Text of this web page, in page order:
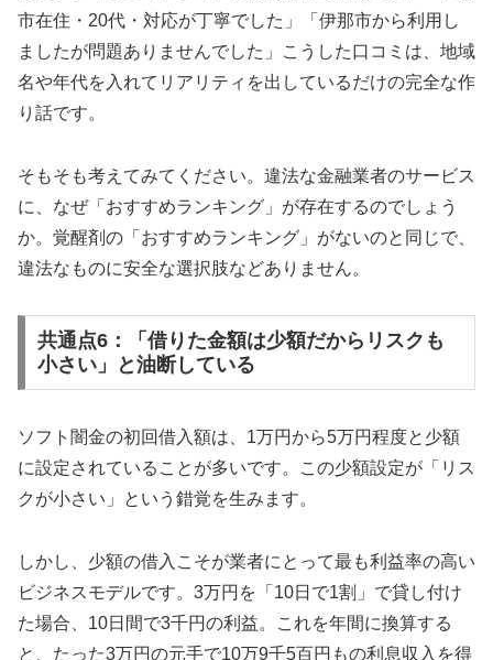
市在住・20代・対応が丁寧でした」「伊那市から利用し
ましたが問題ありませんでした」こうした口コミは、地域
名や年代を入れてリアリティを出しているだけの完全な作
り話です。
そもそも考えてみてください。違法な金融業者のサービス
に、なぜ「おすすめランキング」が存在するのでしょう
か。覚醒剤の「おすすめランキング」がないのと同じで、
違法なものに安全な選択肢などありません。
共通点6：「借りた金額は少額だからリスクも
小さい」と油断している
ソフト闇金の初回借入額は、1万円から5万円程度と少額
に設定されていることが多いです。この少額設定が「リス
クが小さい」という錯覚を生みます。
しかし、少額の借入こそが業者にとって最も利益率の高い
ビジネスモデルです。3万円を「10日で1割」で貸し付け
た場合、10日間で3千円の利益。これを年間に換算する
と、たった3万円の元手で10万9千5百円もの利息収入を得